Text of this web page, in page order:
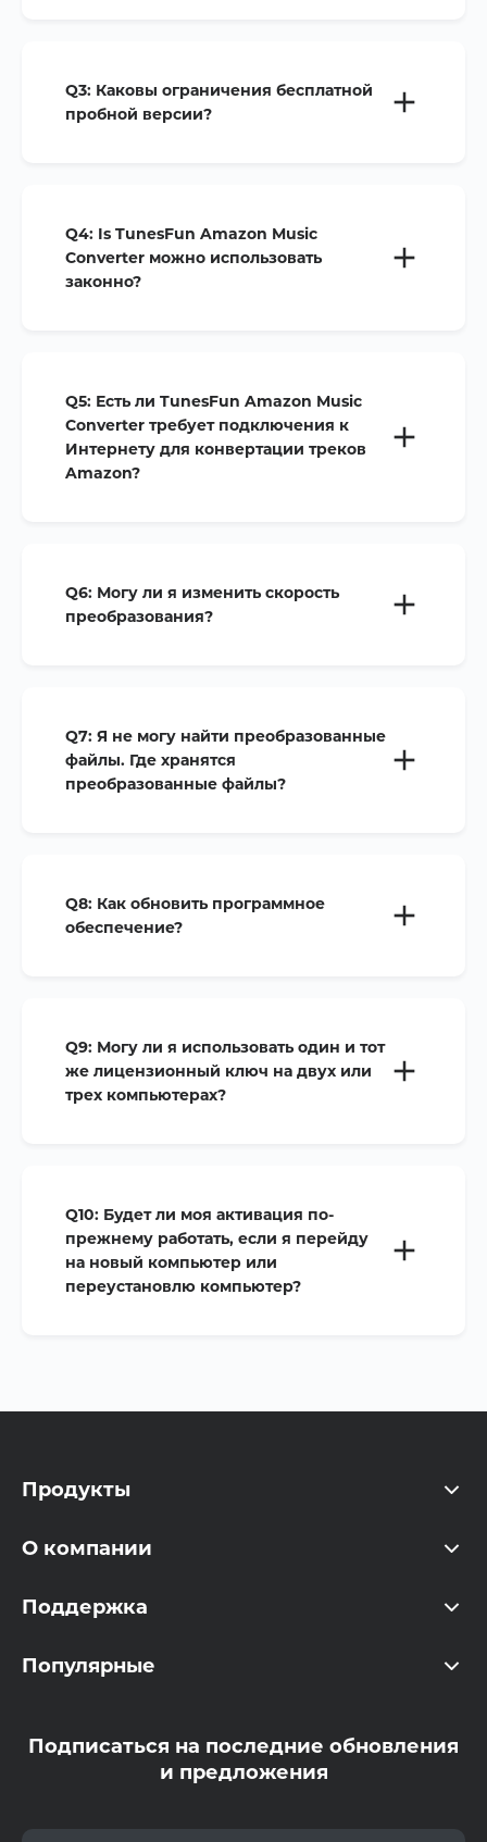
Q3: Каковы ограничения бесплатной
пробной версии?
Q4: Is TunesFun Amazon Music
Converter можно использовать
законно?
Q5: Есть ли TunesFun Amazon Music
Converter требует подключения к
Интернету для конвертации треков
Amazon?
Q6: Могу ли я изменить скорость
преобразования?
Q7: Я не могу найти преобразованные
файлы. Где хранятся
преобразованные файлы?
Q8: Как обновить программное
обеспечение?
Q9: Могу ли я использовать один и тот
же лицензионный ключ на двух или
трех компьютерах?
Q10: Будет ли моя активация по-
прежнему работать, если я перейду
на новый компьютер или
переустановлю компьютер?
Продукты
O компании
Поддержка
Популярные
Подписаться на последние обновления
и предложения